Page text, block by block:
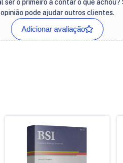
ser o primeiro a contar o que achou?
opinião pode ajudar outros clientes.
Adicionar avaliação